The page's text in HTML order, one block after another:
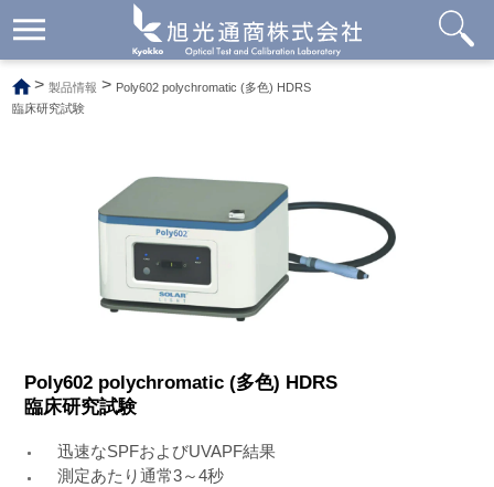
メ
ニ
ュ
開
>製品情報 > Poly602 polychromatic (多色) HDRS
臨床研究試験
Poly602 polychromatic (多色) HDRS
臨床研究試験
迅速なSPFおよびUVAPF結果
測定あたり通常3～4秒